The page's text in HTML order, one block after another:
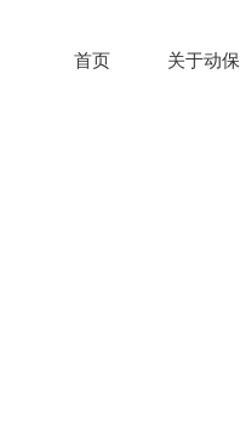
首页 关于动保